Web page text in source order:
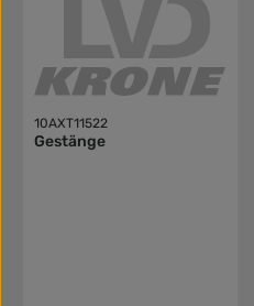
10AXT11522
Gestänge